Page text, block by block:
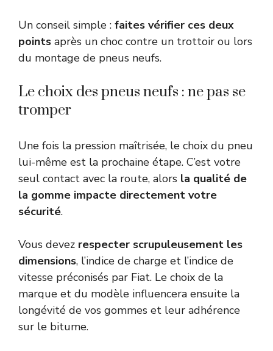
Un conseil simple : faites vérifier ces deux
points après un choc contre un trottoir ou lors
du montage de pneus neufs.
Le choix des pneus neufs : ne pas se
tromper
Une fois la pression maîtrisée, le choix du pneu
lui-même est la prochaine étape. C’est votre
seul contact avec la route, alors la qualité de
la gomme impacte directement votre
sécurité.
Vous devez respecter scrupuleusement les
dimensions, l’indice de charge et l’indice de
vitesse préconisés par Fiat. Le choix de la
marque et du modèle influencera ensuite la
longévité de vos gommes et leur adhérence
sur le bitume.